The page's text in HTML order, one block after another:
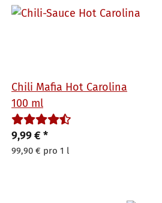
Chili Mafia Hot Carolina
100 ml
9,99 €*
99,90 € pro 1 l